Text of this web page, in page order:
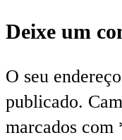
Deixe um
O seu
publicado.
marcados com